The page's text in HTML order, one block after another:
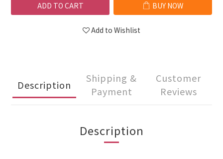
ADD TO CART BUY NOW
Add to Wishlist
Description
Shipping &
Payment
Customer
Reviews
Description